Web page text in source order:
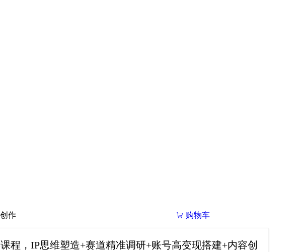
 购物车
作
程，IP思维塑造+赛道精准调研+账号高变现搭建+内容创